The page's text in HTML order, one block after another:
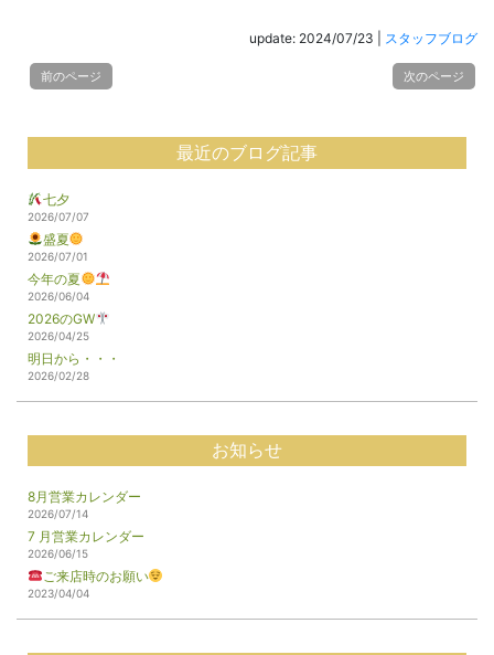
update: 2024/07/23 スタッフブログ
前のページ 次のページ
最近のブログ記事
七夕
2026/07/07
盛夏
2026/07/01
今年の夏
2026/06/04
2026のGW
2026/04/25
明日から・・・
2026/02/28
お知らせ
8月営業カレンダー
2026/07/14
7 月営業カレンダー
2026/06/15
ご来店時のお願い
2023/04/04